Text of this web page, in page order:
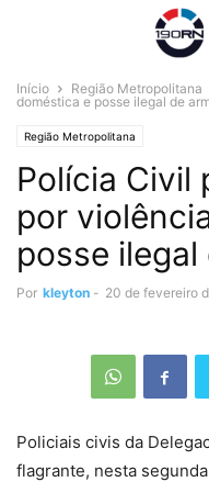
Início Região Metropolitana
doméstica e posse ilegal de
Região Metropolitana
Polícia Civil
por
posse ilegal
Por kleyton - 20 de fevereiro
Policiais civis da
flagrante, nesta